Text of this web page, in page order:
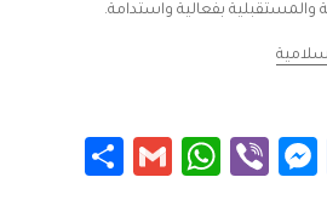
والمستقبلية بفعالية واستدامة.
Facebook
Messenger
Viber
WhatsApp
Gmail